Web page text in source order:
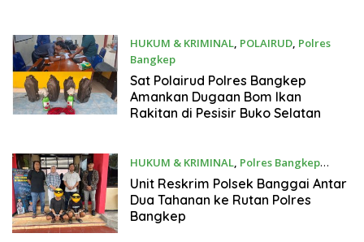
HUKUM & KRIMINAL, POLAIRUD, Polres
Bangkep
Januari 30, 2026
Sat Polairud Polres Bangkep
Amankan Dugaan Bom Ikan
Rakitan di Pesisir Buko Selatan
HUKUM & KRIMINAL, Polres Bangkep
Januari 21, 2026
Unit Reskrim Polsek Banggai Antar
Dua Tahanan ke Rutan Polres
Bangkep